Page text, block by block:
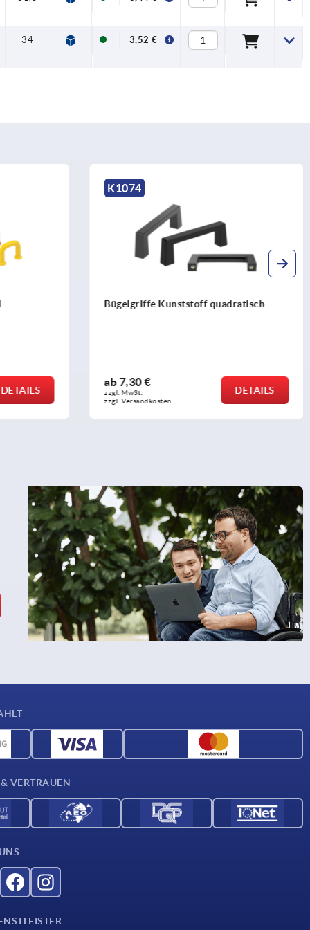
34 36,5 3,52 €
K1074
Bügelgriffe Kunststoff quadratisch
7,30 €
zzgl. MwSt.
zzgl. Versandkosten
DETAILS
VERTRAUEN